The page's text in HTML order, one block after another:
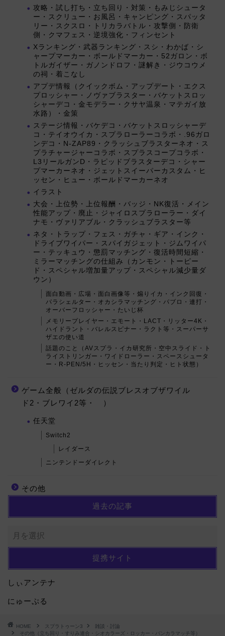
攻略・試し打ち・立ち回り・対策・もみじシュータ
ー・スクリュー・お風呂・キャンピング・スパッタ
リー・スクスロ・トリカラバトル・攻撃側・防衛
側・クマフェス・逆境強化・フィンセント
Xランキング・武器ランキング・スシ・わかば・シ
ャープマーカー・ボールドマーカー・52ガロン・ボ
トルガイザー・ガノンドロフ・謎解き・ジウコウメ
の祠・着こなし
アプデ情報（クイックボム・アップデート・エクス
プロッシャー・ノヴァブラスター・バケットスロッ
シャーデコ・金モデラー・クサヤ温泉・マテガイ放
水路）・金策
ステージ情報・バケデコ・バケットスロッシャーデ
コ・テイオウイカ・スプラローラーコラボ・.96ガロ
ンデコ・N-ZAP89・クラッシュブラスターネオ・ス
プラチャージャーコラボ・スプラスコープコラボ・
L3リールガンD・ラピッドブラスターデコ・シャー
プマーカーネオ・ジェットスイーパーカスタム・ヒ
ッセン・ヒュー・ボールドマーカーネオ
イラスト
大会・上位勢・上位報酬・バッジ・NK復活・メイン
性能アップ・廃止・ジャイロスプラローラー・ダイ
ナモ・ヴァリアブル・クラッシュブラスター等
ネタ・トラップ・フェス・ガチャ・ギア・インク・
ドライブワイパー・スパイガジェット・ジムワイパ
ー・テッキュウ・懲罰マッチング・復活時間短縮・
ミラーマッチングの仕組み（カンモン・トーピー
ド・スペシャル増加量アップ・スペシャル減少量ダ
ウン）
面白動画・広場・面白画像等・煽りイカ・インク回復・
パラシェルター・オカシラマッチング・パブロ・連打・
オーバーフロッシャー・たいじ杯
メモリープレイヤー・エモート・LACT・リッター4K・
ハイドラント・バレルスピナー・ラクト等・スーパーサ
ザエの使い道
話題のこと（AVスプラ・イカ研究所・空中スライド・ト
ライストリンガー・ワイドローラー・スペースシュータ
ー・R-PEN/5H・ヒッセン・当たり判定・ヒト状態）
ゲーム全般（ゼルダの伝説ブレスオブザワイル
ド2・ブレワイ2等・ ）
任天堂
Switch2
レイダース
ニンテンドーダイレクト
その他
過去の記事
提携サイト
しぃアンテナ
にゅーぷる
HOME スプラトゥーン3
雑談・討論
その他（立ち回り・すりみ連合・シオカラーズ・ロッカー・バンカラマッチ等）